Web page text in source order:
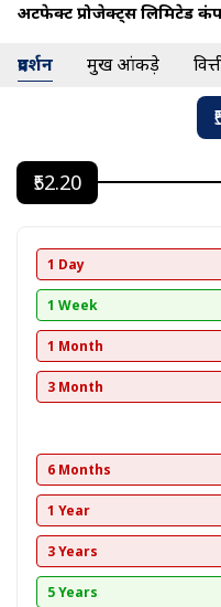
अर्टीफेक्ट प्रोजेक्ट्स लिमिटेड
प्रदर्शन प्रमुख आंकड़े
₹52.20
1 Day
1 Week
1 Month
3 Month
6 Months
1 Year
3 Years
5 Years